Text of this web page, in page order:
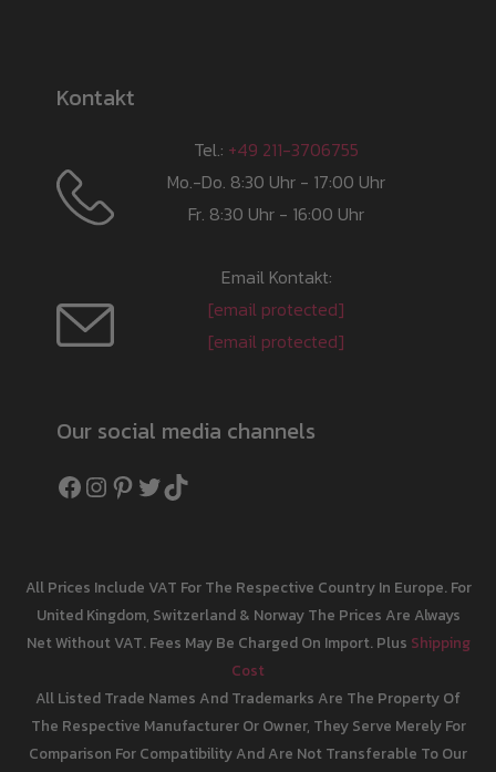
Kontakt
Tel.: +49 211-3706755
Mo.-Do. 8:30 Uhr - 17:00 Uhr
Fr. 8:30 Uhr - 16:00 Uhr
Email Kontakt:
[email protected]
[email protected]
Our social media channels
Facebook
Instagram
Pinterest
Twitter
TikTok
All Prices Include VAT For The Respective Country In Europe. For
United Kingdom, Switzerland & Norway The Prices Are Always
Net Without VAT. Fees May Be Charged On Import. Plus Shipping
Cost
All Listed Trade Names And Trademarks Are The Property Of
The Respective Manufacturer Or Owner, They Serve Merely For
Comparison For Compatibility And Are Not Transferable To Our